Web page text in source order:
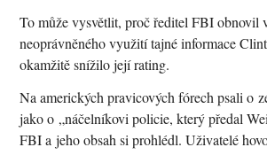
To může vysvětlit, proč ředitel FBI obnovil
neoprávněného využití tajné informace
okamžitě snížilo její rating.
Na amerických pravicových fórech psali o
jako o „náčelníkovi policie, který předal
FBI a jeho obsah si prohlédl. Uživatelé